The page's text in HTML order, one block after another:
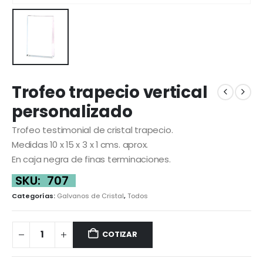
Trofeo trapecio vertical
personalizado
Trofeo testimonial de cristal trapecio.
Medidas 10 x 15 x 3 x 1 cms. aprox.
En caja negra de finas terminaciones.
SKU: 707
Categorías: Galvanos de Cristal,Todos
COTIZAR